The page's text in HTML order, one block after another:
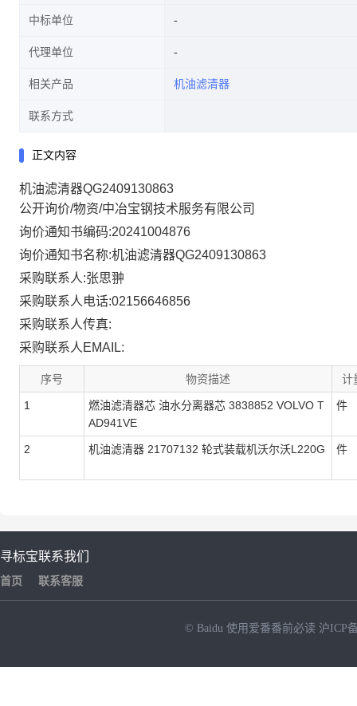
中标单位
代理单位
相关产品 机油滤清器
联系方式
正文内容
机油滤清器QG2409130863
公开询价/物资/中冶宝钢技术服务有限公司
询价通知书编码:20241004876
询价通知书名称:机油滤清器QG2409130863
采购联系人:张思翀
采购联系人电话:02156646856
采购联系人传真:
采购联系人EMAIL:
序号 物资描述 计
1
燃油滤清器芯 油水分离器芯 3838852 VOLVO T
AD941VE
件
2 机油滤清器 21707132 轮式装载机沃尔沃L220G 件
寻标宝
首页
联系我们
联系客服
© Baidu 使用爱番番前必读 沪ICP